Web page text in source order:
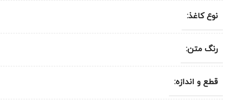
نوع کاغذ:
رنگ متن:
قطع و اندازه: